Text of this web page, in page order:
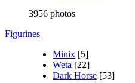
3956 photos
Figurines
Minix [5]
Weta [22]
Dark Horse [53]